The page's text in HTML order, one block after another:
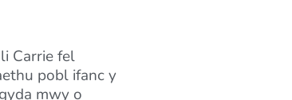
Carrie fel
pobl ifanc y
mwy o